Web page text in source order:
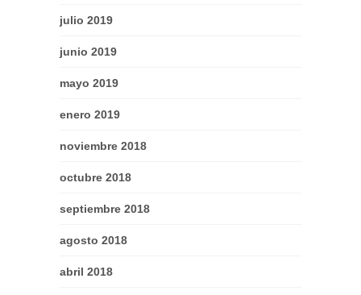
julio 2019
junio 2019
mayo 2019
enero 2019
noviembre 2018
octubre 2018
septiembre 2018
agosto 2018
abril 2018